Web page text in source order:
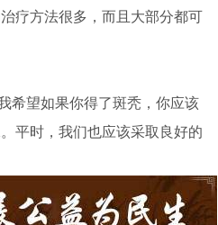
方法很多，而且大部分都可
望如果你得了斑秃，你应该
平时，我们也应该采取良好的